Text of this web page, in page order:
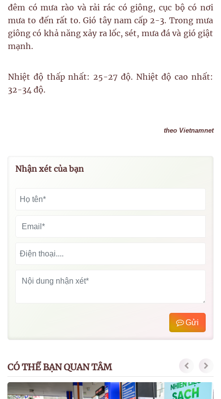
đêm có mưa rào và rải rác có giông, cục bộ có nơi
mưa to đến rất to. Gió tây nam cấp 2-3. Trong mưa
giông có khả năng xảy ra lốc, sét, mưa đá và gió giật
mạnh.
Nhiệt độ thấp nhất: 25-27 độ. Nhiệt độ cao nhất:
32-34 độ.
theo Vietnamnet
Nhận xét của bạn
Gửi
CÓ THỂ BẠN QUAN TÂM